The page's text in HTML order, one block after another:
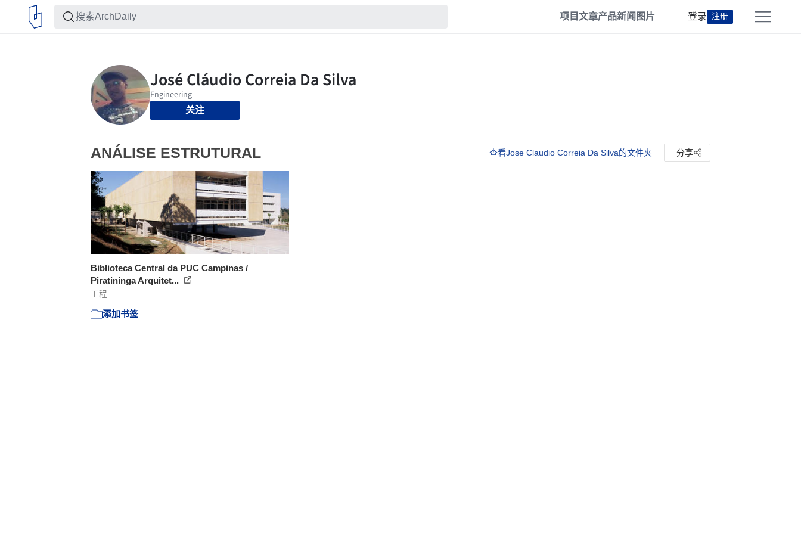
项目文章产品新闻 图片 登录 注册
关注
ANÁLISE ESTRUTURAL 查看Jose Claudio Correia Da Silva的文件夹 分享
Biblioteca Central da PUC Campinas /
Piratininga Arquitet...
工程
添加书签